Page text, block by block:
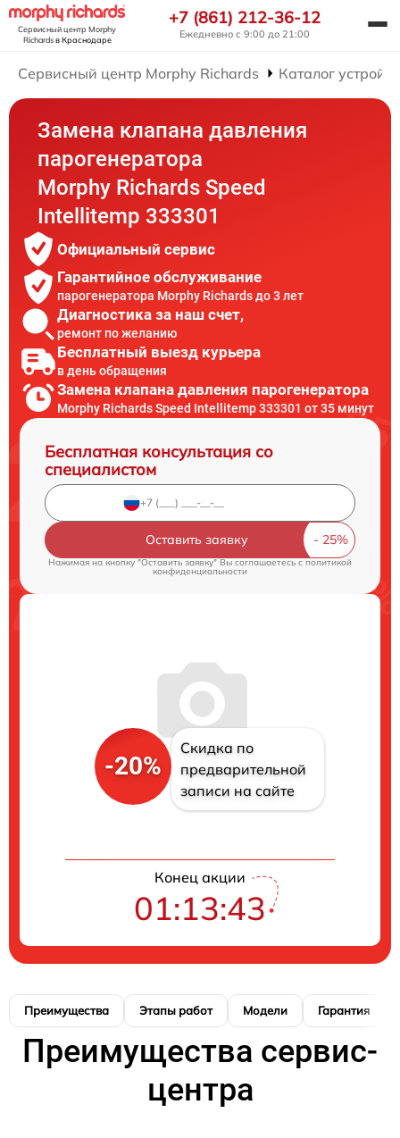
Сервисный центр Morphy
Richardsв Краснодаре
+7 (861) 212-36-12
Ежедневно с 9:00 до 21:00
Сервисный центр Morphy Richards Каталог
Замена клапана давления
парогенератора
Morphy Richards Speed
Intellitemp 333301
Официальный сервис
Гарантийное обслуживание
парогенератора Morphy Richards до 3 лет
Диагностика за наш счет,
ремонт по желанию
Бесплатный выезд курьера
в день обращения
Замена клапана давления парогенератора
Morphy Richards Speed Intellitemp 333301 от 35 минут
Бесплатная консультация со
специалистом
Оставить заявку
Нажимая на кнопку "Оставить заявку" Вы соглашаетесь cполитикой
конфиденциальности
-20%
Скидка по
предварительной
записи на сайте
Конец акции
01:13:42
Преимущества Этапы работ Модели Гарантия
Преимущества сервис-
центра